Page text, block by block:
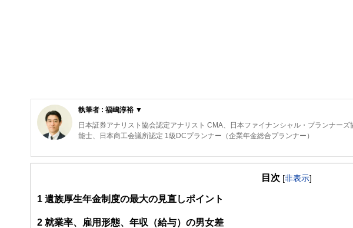
執筆者 : 福嶋淳裕 ▼
日本証券アナリスト協会認定アナリスト CMA、日本ファイナンシャル・プランナー
能士、日本商工会議所認定 1級DCプランナー（企業年金総合プランナー）
リタイアメントプランニング、老後資金形成を得意分野として活動中の独立系FPで
目次 [非表示]
1 遺族厚生年金制度の最大の見直しポイント
2 就業率、雇用形態、年収（給与）の男女差